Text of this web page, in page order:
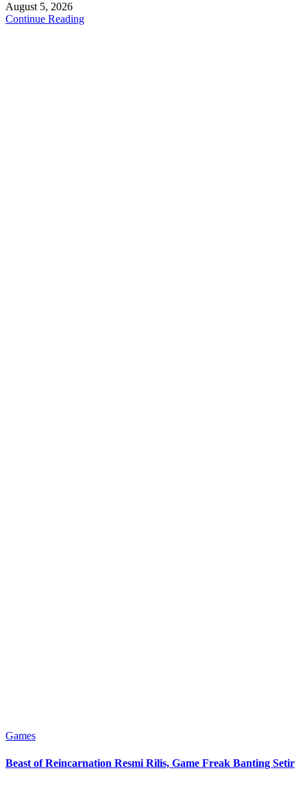
August 5, 2026
Continue Reading
Posted
Games
Beast of Reincarnation Resmi Rilis, Game Freak Banting Setir